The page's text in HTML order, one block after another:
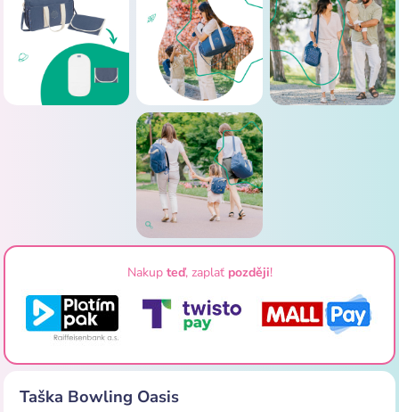
Nakup teď, zaplať později!
Taška Bowling Oasis